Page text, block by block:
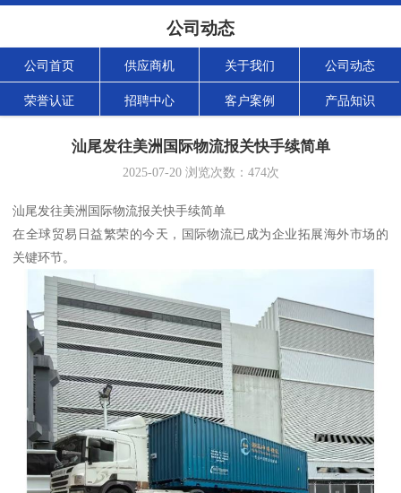
公司动态
公司首页 供应商机 关于我们 公司动态
荣誉认证 招聘中心 客户案例 产品知识
汕尾发往美洲国际物流报关快手续简单
2025-07-20浏览次数： 474次
汕尾发往美洲国际物流报关快手续简单
在全球贸易日益繁荣的今天，国际物流已成为企业拓展海外市场的
关键环节。